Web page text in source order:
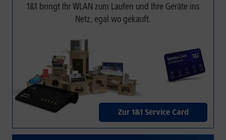
1&1 bringt Ihr WLAN zum Laufen und Ihre Geräte ins
Netz, egal wo gekauft.
Zur 1&1 Service Card